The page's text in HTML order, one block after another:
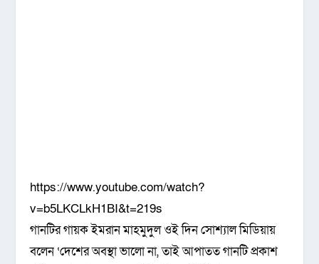
https://www.youtube.com/watch?
v=b5LKCLkH1BI&t=219s
গানটির গায়ক ইমরান মাহমুদুল ওই দিন সোশ্যাল মিডিয়ায়
বলেন ‘দেশের অবস্থা ভালো না, তাই আপাতত গানটি প্রকাশ